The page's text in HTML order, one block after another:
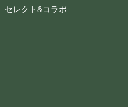
セレクト&コラボ